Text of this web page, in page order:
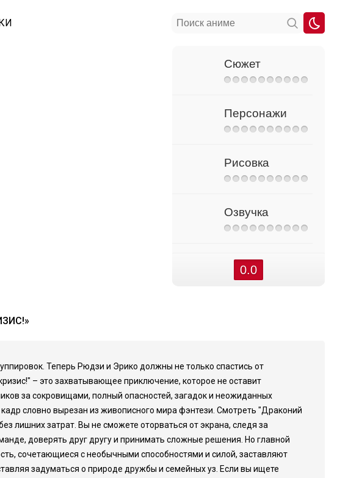
Сюжет
Персонажи
Рисовка
Озвучка
0.0
Теперь Рюдзи и Эрико должны не только спастись от
– это захватывающее приключение, которое не оставит
за сокровищами, полный опасностей, загадок и неожиданных
словно вырезан из живописного мира фэнтези. Смотреть "Драконий
лишних затрат. Вы не сможете оторваться от экрана, следя за
доверять друг другу и принимать сложные решения. Но главной
сочетающиеся с необычными способностями и силой, заставляют
задуматься о природе дружбы и семейных уз. Если вы ищете